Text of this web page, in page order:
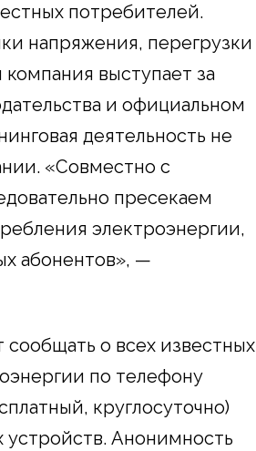
потребителей.
напряжения, перегрузки
выступает за
и официальном
деятельность не
«Совместно с
пресекаем
электроэнергии,
абонентов», —
о всех известных
по телефону
круглосуточно)
Анонимность